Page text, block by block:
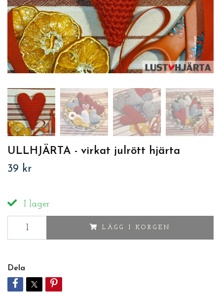
ULLHJÄRTA - virkat julrött hjärta
39 kr
I lager
LÄGG I KORGEN
Dela